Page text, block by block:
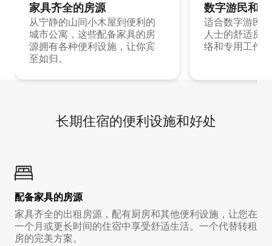
家具齐全的房源
从宁静的山间小木屋到便利的
城市公寓，这些配备家具的房
源拥有各种便利设施，让你宾
至如归。
数字游民和
适合数字游民
人士的舒适房
络和专用工作
长期住宿的便利设施和好处
配备家具的房源
家具齐全的出租房源，配有厨房和其他便利设施，让您在
一个月或更长时间的住宿中享受舒适生活。一个代替转租
房的完美方案。